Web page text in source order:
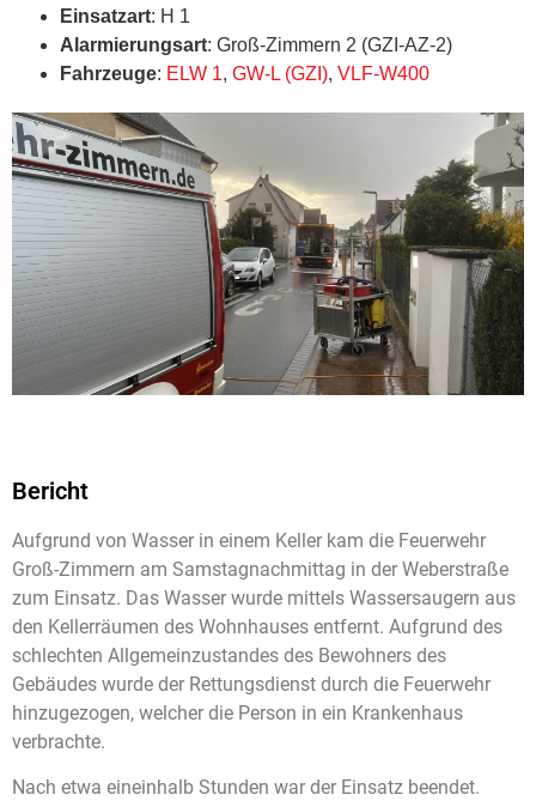
Einsatzart: H 1
Alarmierungsart: Groß-Zimmern 2 (GZI-AZ-2)
Fahrzeuge: ELW 1, GW-L (GZI), VLF-W400
Bericht
Aufgrund von Wasser in einem Keller kam die Feuerwehr
Groß-Zimmern am Samstagnachmittag in der Weberstraße
zum Einsatz. Das Wasser wurde mittels Wassersaugern aus
den Kellerräumen des Wohnhauses entfernt. Aufgrund des
schlechten Allgemeinzustandes des Bewohners des
Gebäudes wurde der Rettungsdienst durch die Feuerwehr
hinzugezogen, welcher die Person in ein Krankenhaus
verbrachte.
Nach etwa eineinhalb Stunden war der Einsatz beendet.